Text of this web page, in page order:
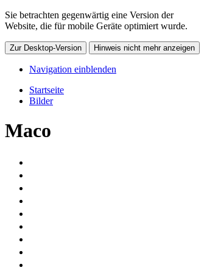
Sie betrachten gegenwärtig eine Version der
Website, die für mobile Geräte optimiert wurde.
Zur Desktop-Version Hinweis nicht mehr anzeigen
Navigation einblenden
Startseite
Bilder
Maco